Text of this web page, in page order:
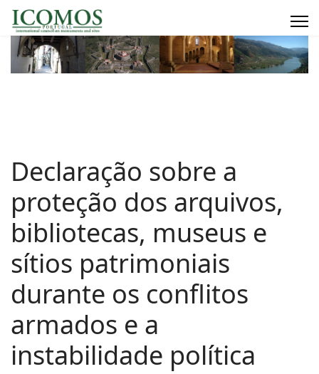
Declaração sobre a
proteção dos arquivos,
bibliotecas, museus e
sítios patrimoniais
durante os conflitos
armados e a
instabilidade política